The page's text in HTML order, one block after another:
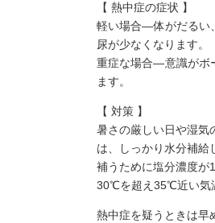
【 熱中症の症状 】
軽い場合―体がだるい
尿が少なくなります。
重症な場合―意識がボ
ます。
【 対策 】
暑さの厳しい日や湿気
は、しっかり水分補給
補うために塩分濃度が
30℃を超え35℃近い気
熱中症を疑うときは早